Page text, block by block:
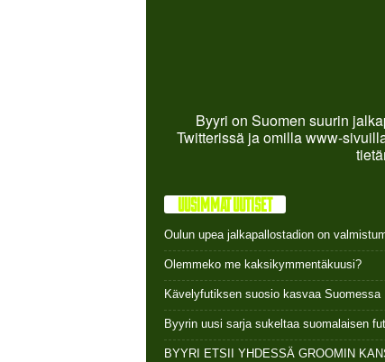
Byyri on Suomen suurin
Twitterissä ja omilla www-
UUSIMMAT UUTISET
Oulun upea jalkapallostadion on
Olemmeko me kaksikymmentäkuusi?
Kävelyfutiksen suosio kasvaa Suomessa
Byyrin uusi sarja sukeltaa suomalaisen
BYYRI ETSII YHDESSÄ GROOMIN